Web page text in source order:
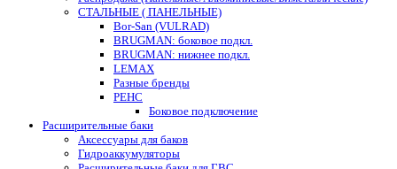
СТАЛЬНЫЕ ( ПАНЕЛЬНЫЕ)
Bor-San (VULRAD)
BRUGMAN: боковое подкл.
BRUGMAN: нижнее подкл.
LEMAX
Разные бренды
РЕНС
Боковое подключение
Расширительные баки
Аксессуары для баков
Гидроаккумуляторы